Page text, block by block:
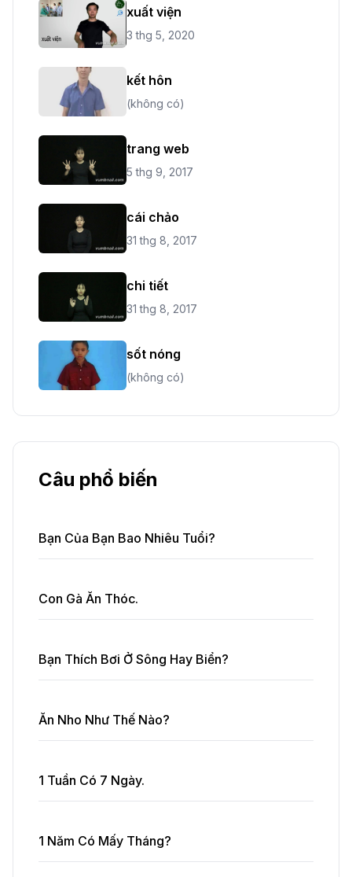
xuất viện
3 thg 5, 2020
kết hôn
(không có)
trang web
5 thg 9, 2017
cái chảo
31 thg 8, 2017
chi tiết
31 thg 8, 2017
sốt nóng
(không có)
Câu phổ biến
Bạn Của Bạn Bao Nhiêu Tuổi?
Con Gà Ăn Thóc.
Bạn Thích Bơi Ở Sông Hay Biển?
Ăn Nho Như Thế Nào?
1 Tuần Có 7 Ngày.
1 Năm Có Mấy Tháng?